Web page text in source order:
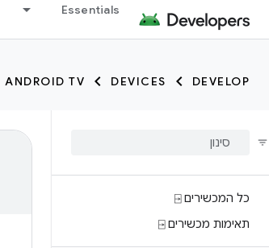
Essentials
DEVELOP
DEVICES
ANDROID TV
כל המכשירים ⍈
תאימות מכשירים ⍈